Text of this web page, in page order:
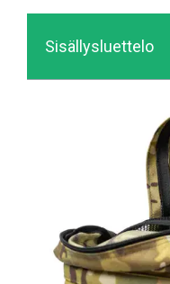
Sisällysluettelo